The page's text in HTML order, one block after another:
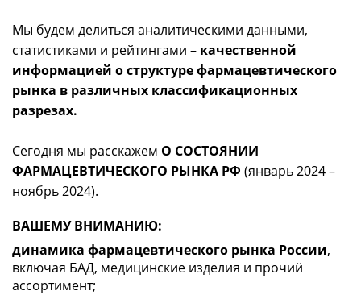
Мы будем делиться аналитическими данными,
статистиками и рейтингами – качественной
информацией о структуре фармацевтического
рынка в различных классификационных
разрезах.
Сегодня мы расскажем О СОСТОЯНИИ
ФАРМАЦЕВТИЧЕСКОГО РЫНКА РФ (январь 2024 –
ноябрь 2024).
ВАШЕМУ ВНИМАНИЮ:
динамика фармацевтического рынка России,
включая БАД, медицинские изделия и прочий
ассортимент;